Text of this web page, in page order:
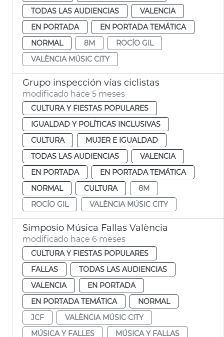
TODAS LAS AUDIENCIAS
VALENCIA
EN PORTADA
EN PORTADA TEMÁTICA
NORMAL
8M
ROCÍO GIL
VALÈNCIA MÚSIC CITY
Grupo inspección vías ciclistas
modificado hace 5 meses
CULTURA Y FIESTAS POPULARES
IGUALDAD Y POLÍTICAS INCLUSIVAS
CULTURA
MUJER E IGUALDAD
TODAS LAS AUDIENCIAS
VALENCIA
EN PORTADA
EN PORTADA TEMÁTICA
NORMAL
CULTURA
8M
ROCÍO GIL
VALÈNCIA MÚSIC CITY
Simposio Música Fallas València
modificado hace 6 meses
CULTURA Y FIESTAS POPULARES
FALLAS
TODAS LAS AUDIENCIAS
VALENCIA
EN PORTADA
EN PORTADA TEMÁTICA
NORMAL
JCF
VALÈNCIA MÚSIC CITY
MÚSICA Y FALLES
MÚSICA Y FALLAS